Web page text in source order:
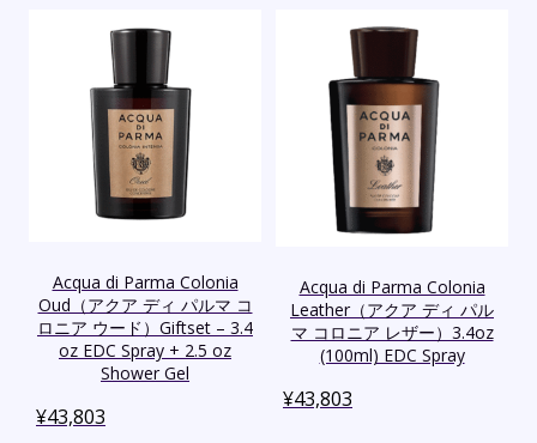
Acqua di Parma Colonia
Oud（アクア ディ パルマ コ
ロニア ウード）Giftset – 3.4
oz EDC Spray + 2.5 oz
Shower Gel
¥43,803
Acqua di Parma Colonia
Leather（アクア ディ パル
マ コロニア レザー）3.4oz
(100ml) EDC Spray
¥43,803